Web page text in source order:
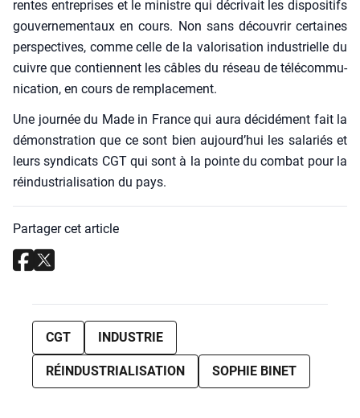
rentes entre­prises et le ministre qui décri­vait les dis­po­si­tifs
gou­ver­ne­men­taux en cours. Non sans décou­vrir cer­taines
pers­pec­tives, comme celle de la valo­ri­sa­tion indus­trielle du
cuivre que contiennent les câbles du réseau de télé­com­mu­
ni­ca­tion, en cours de rem­pla­ce­ment.
Une jour­née du Made in France qui aura déci­dé­ment fait la
démons­tra­tion que ce sont bien aujourd’hui les sala­riés et
leurs syn­di­cats CGT qui sont à la pointe du com­bat pour la
réin­dus­tria­li­sa­tion du pays.
Partager cet article
CGT INDUSTRIE
RÉINDUSTRIALISATION SOPHIE BINET